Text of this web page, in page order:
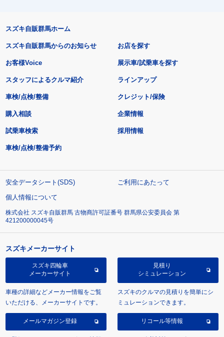
スズキ自販群馬ホーム
スズキ自販群馬からのお知らせ
お客様Voice
スタッフによるクルマ紹介
お店を探す
展示車/試乗車を探す
ラインアップ
車検/点検/整備 クレジット/保険
購入相談
試乗車検索
車検/点検/整備予約
企業情報
採用情報
安全データシート(SDS)
ご利用にあたって
個人情報について
株式会社 スズキ自販群馬 古物商許可証番号 群馬県公安委員会 第
421200000045号
スズキメーカーサイト
スズキ四輪車
メーカーサイト
車種の詳細などメーカー情報をご覧
いただける、メーカーサイトです。
見積り
シミュレーション
スズキのクルマの見積りを簡単にシ
ミュレーションできます。
メールマガジン登録 リコール等情報